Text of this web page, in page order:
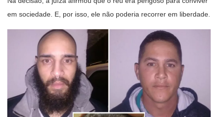
em sociedade. E, por isso, ele não poderia recorrer em liberdade.